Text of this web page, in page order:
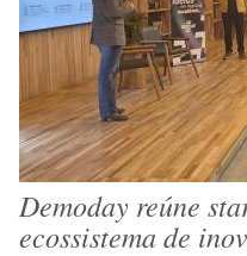
Demoday reúne
ecossistema de